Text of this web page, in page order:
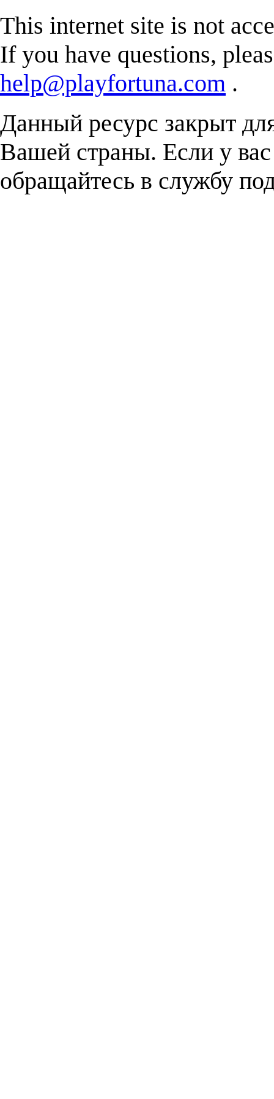
This internet site is not
If you have questions,
help@playfortuna.com .
Данный ресурс закрыт
Вашей страны. Если у
обращайтесь в службу